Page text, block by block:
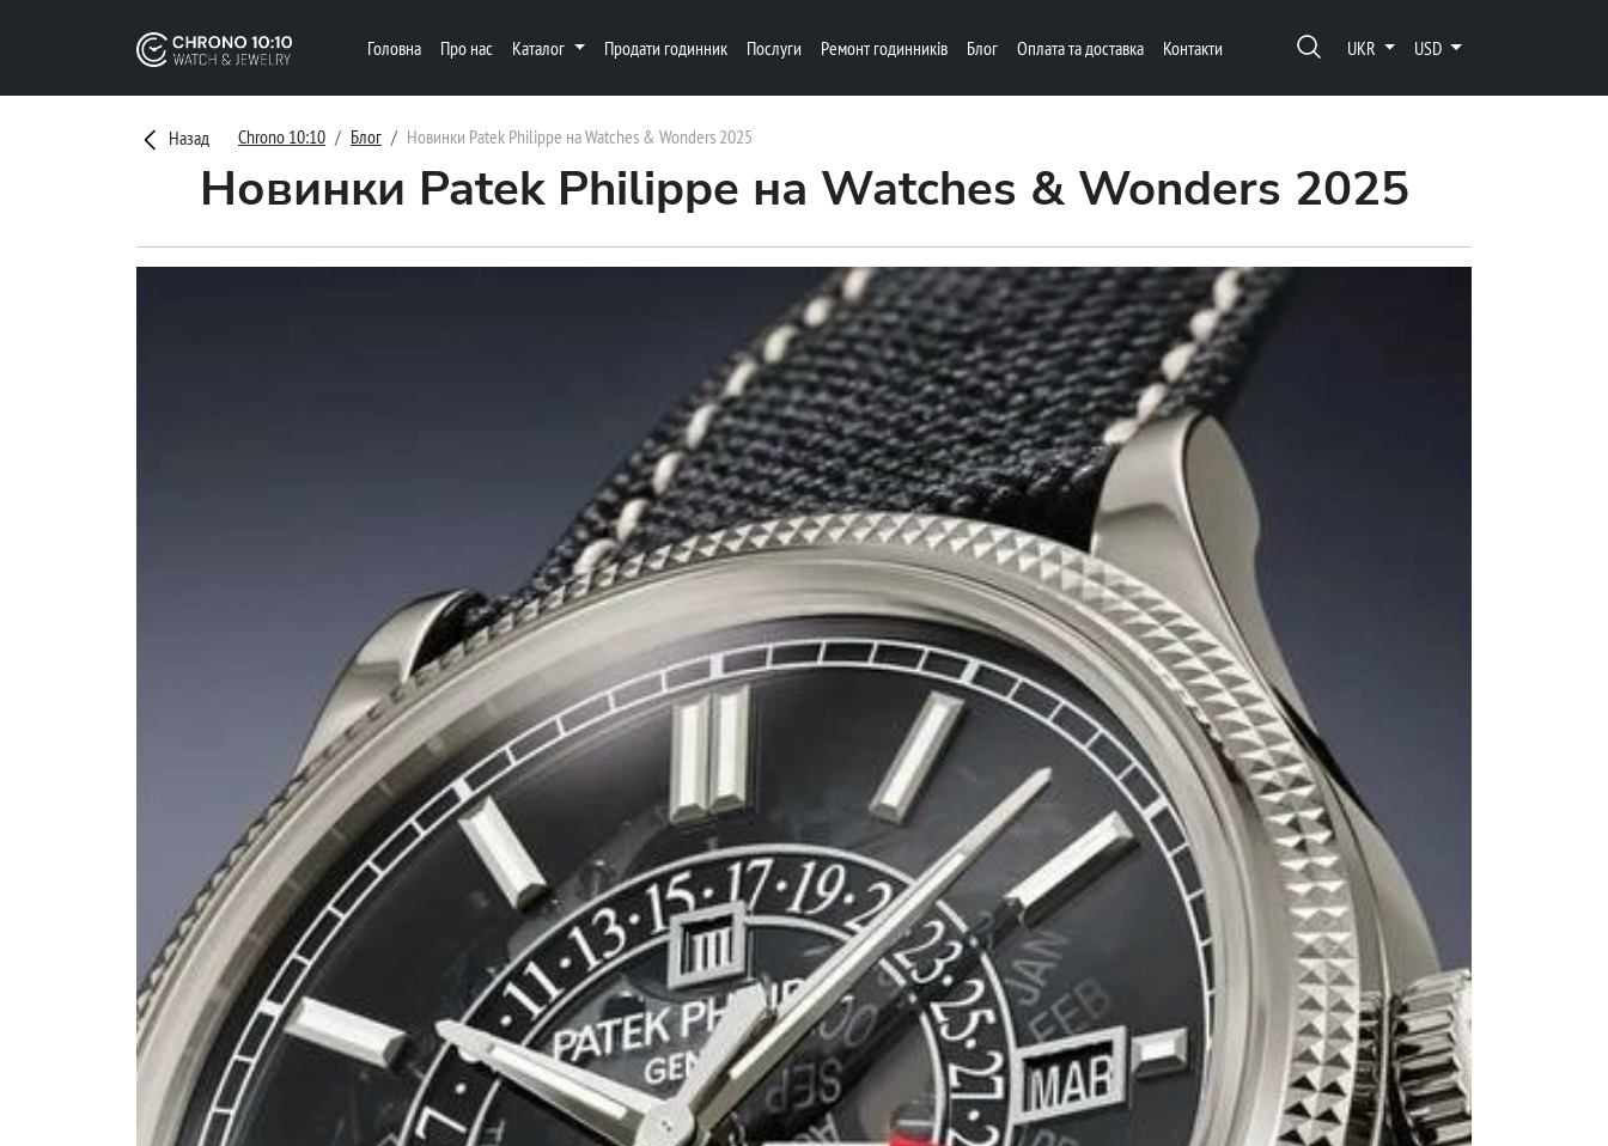
Головна Про нас Каталог Продати годинник Послуги Ремонт годинників Блог Оплата та доставка Контакти UKR USD
Назад Chrono 10:10 Блог Новинки Patek Philippe на Watches & Wonders 2025
Новинки Patek Philippe на Watches & Wonders 2025